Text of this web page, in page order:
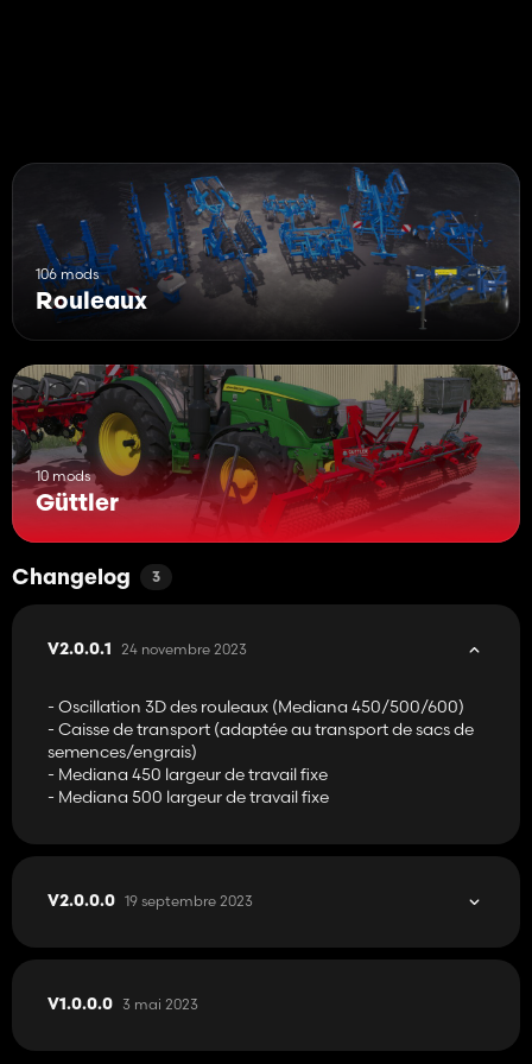
106 mods
Rouleaux
10 mods
Güttler
Changelog 3
V2.0.0.1 24 novembre 2023
- Oscillation 3D des rouleaux (Mediana 450/500/600)
- Caisse de transport (adaptée au transport de sacs de
semences/engrais)
- Mediana 450 largeur de travail fixe
- Mediana 500 largeur de travail fixe
V2.0.0.0 19 septembre 2023
V1.0.0.0 3 mai 2023